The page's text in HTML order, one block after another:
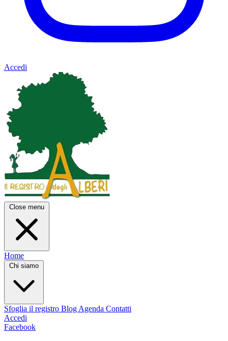
Accedi
Close menu
Home
Chi siamo
Sfoglia il registro Blog Agenda Contatti
Accedi
Facebook